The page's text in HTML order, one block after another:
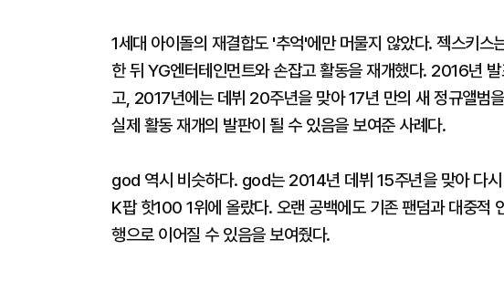
1세대 아이돌의 재결합도 '추억'에만 머물지 않았다. 젝스키
한 뒤 YG엔터테인먼트와 손잡고 활동을 재개했다. 2016년
고, 2017년에는 데뷔 20주년을 맞아 17년 만의 새 정규앨범
실제 활동 재개의 발판이 될 수 있음을 보여준 사례다.
god 역시 비슷하다. god는 2014년 데뷔 15주년을 맞아 다
K팝 핫100 1위에 올랐다. 오랜 공백에도 기존 팬덤과 대중적
행으로 이어질 수 있음을 보여줬다.